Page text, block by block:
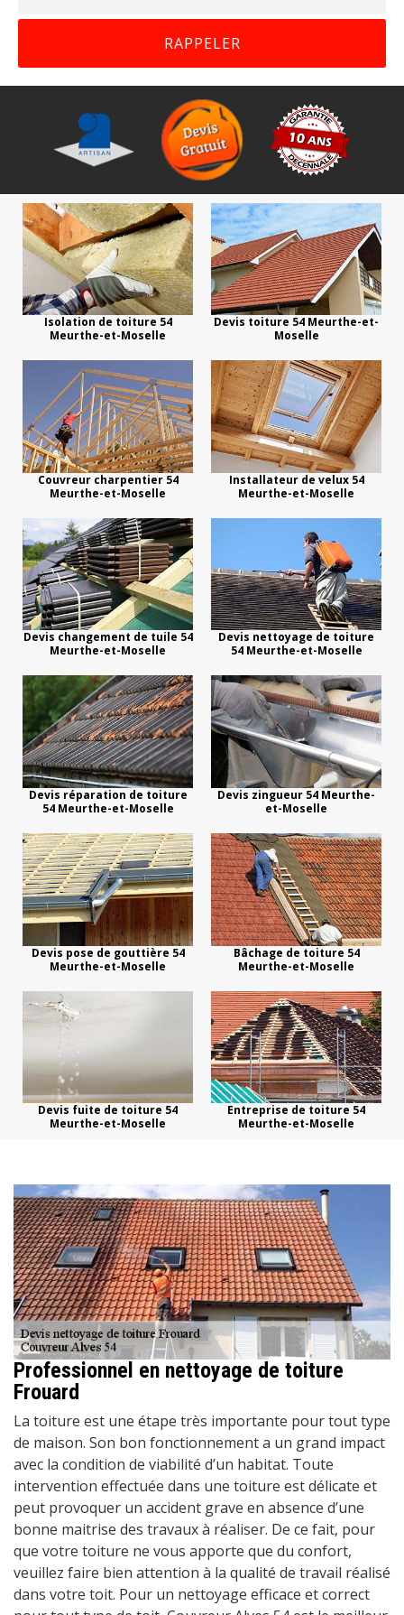
Isolation de toiture 54
Meurthe-et-Moselle
Devis toiture 54 Meurthe-et-
Moselle
Couvreur charpentier 54
Meurthe-et-Moselle
Installateur de velux 54
Meurthe-et-Moselle
Devis changement de tuile 54
Meurthe-et-Moselle
Devis nettoyage de toiture
54 Meurthe-et-Moselle
Devis réparation de toiture
54 Meurthe-et-Moselle
Devis zingueur 54 Meurthe-
et-Moselle
Devis pose de gouttière 54
Meurthe-et-Moselle
Bâchage de toiture 54
Meurthe-et-Moselle
Devis fuite de toiture 54
Meurthe-et-Moselle
Entreprise de toiture 54
Meurthe-et-Moselle
Professionnel en nettoyage de toiture
Frouard
La toiture est une étape très importante pour tout type
de maison. Son bon fonctionnement a un grand impact
avec la condition de viabilité d’un habitat. Toute
intervention effectuée dans une toiture est délicate et
peut provoquer un accident grave en absence d’une
bonne maitrise des travaux à réaliser. De ce fait, pour
que votre toiture ne vous apporte que du confort,
veuillez faire bien attention à la qualité de travail réalisé
dans votre toit. Pour un nettoyage efficace et correct